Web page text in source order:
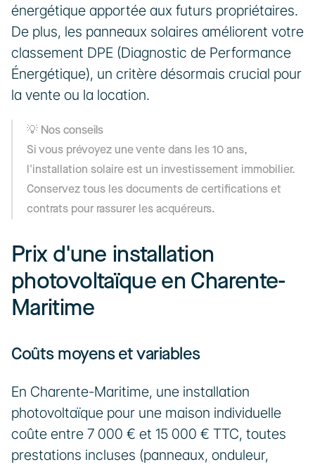
énergétique apportée aux futurs propriétaires.
De plus, les panneaux solaires améliorent votre
classement DPE (Diagnostic de Performance
Énergétique), un critère désormais crucial pour
la vente ou la location.
💡 Nos conseils
Si vous prévoyez une vente dans les 10 ans,
l'installation solaire est un investissement immobilier.
Conservez tous les documents de certifications et
contrats pour rassurer les acquéreurs.
Prix d'une installation
photovoltaïque en Charente-
Maritime
Coûts moyens et variables
En Charente-Maritime, une installation
photovoltaïque pour une maison individuelle
coûte entre 7 000 € et 15 000 € TTC, toutes
prestations incluses (panneaux, onduleur,